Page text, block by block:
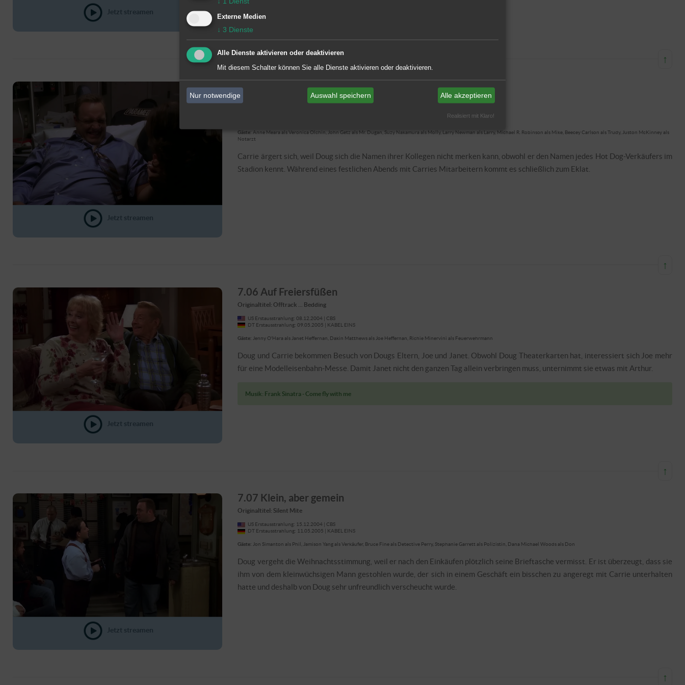
Jetzt streamen
↑
Jetzt streamen
7.05 Schall und Rauch
Originaltitel: Name Dropper
Gäste: Anne Meara als Veronica Olchin, John Getz als Mr. Dugan, Suzy Nakamura als Molly, Larry Newman als Larry, Michael R. Robinson als Mike, Beecey Carlson als Trudy, Juston McKinney als
Notarzt
Carrie ärgert sich, weil Doug sich die Namen ihrer Kollegen nicht merken kann, obwohl er den Namen jedes Hot Dog-Verkäufers im
Stadion kennt. Während eines festlichen Abends mit Carries Mitarbeitern kommt es schließlich zum Eklat.
↑
Jetzt streamen
7.06 Auf Freiersfüßen
Originaltitel: Offtrack ... Bedding
US Erstausstrahlung: 08.12.2004 | CBS
DT Erstausstrahlung: 09.05.2005 | KABEL EINS
Gäste: Jenny O'Hara als Janet Heffernan, Dakin Matthews als Joe Heffernan, Richie Minervini als Feuerwehrmann
Doug und Carrie bekommen Besuch von Dougs Eltern, Joe und Janet. Obwohl Doug Theaterkarten hat, interessiert sich Joe mehr
für eine Modelleisenbahn-Messe. Damit Janet nicht den ganzen Tag allein verbringen muss, unternimmt sie etwas mit Arthur.
Musik: Frank Sinatra - Come fly with me
↑
Jetzt streamen
7.07 Klein, aber gemein
Originaltitel: Silent Mite
US Erstausstrahlung: 15.12.2004 | CBS
DT Erstausstrahlung: 11.05.2005 | KABEL EINS
Gäste: Jon Simanton als Phil, Jamison Yang als Verkäufer, Bruce Fine als Detective Perry, Stephanie Garrett als Polizistin, Dana Michael Woods als Don
Doug vergeht die Weihnachtsstimmung, weil er nach den Einkäufen plötzlich seine Brieftasche vermisst. Er ist überzeugt, dass sie
ihm von dem kleinwüchsigen Mann gestohlen wurde, der sich in einem Geschäft ein bisschen zu angeregt mit Carrie unterhalten
hatte und deshalb von Doug sehr unfreundlich verscheucht wurde.
↑
Externe Medien
↓ 3 Dienste
Alle Dienste aktivieren oder deaktivieren
Mit diesem Schalter können Sie alle Dienste aktivieren oder deaktivieren.
Nur notwendige Auswahl speichern Alle akzeptieren
Realisiert mit Klaro!